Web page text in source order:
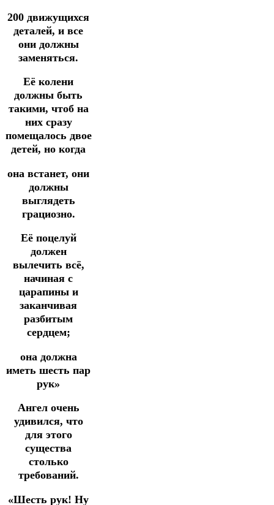
200 движущихся
деталей, и все
они должны
заменяться.
Её колени
должны быть
такими, чтоб на
них сразу
помещалось двое
детей, но когда
она встанет, они
должны
выглядеть
грациозно.
Её поцелуй
должен
вылечить всё,
начиная с
царапины и
заканчивая
разбитым
сердцем;
она должна
иметь шесть пар
рук»
Ангел очень
удивился, что
для этого
существа
столько
требований.
«Шесть рук! Ну